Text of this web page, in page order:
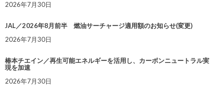
2026年7月30日
JAL／2026年8月前半 燃油サーチャージ適用額のお知らせ(変更)
2026年7月30日
椿本チエイン／再生可能エネルギーを活用し、カーボンニュートラル実
現を加速
2026年7月30日